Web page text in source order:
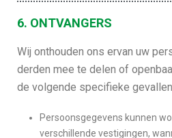
6. ONTVANGERS
Wij onthouden ons ervan uw
derden mee te delen of
de volgende specifieke
Persoonsgegevens kunnen
verschillende vestigingen,